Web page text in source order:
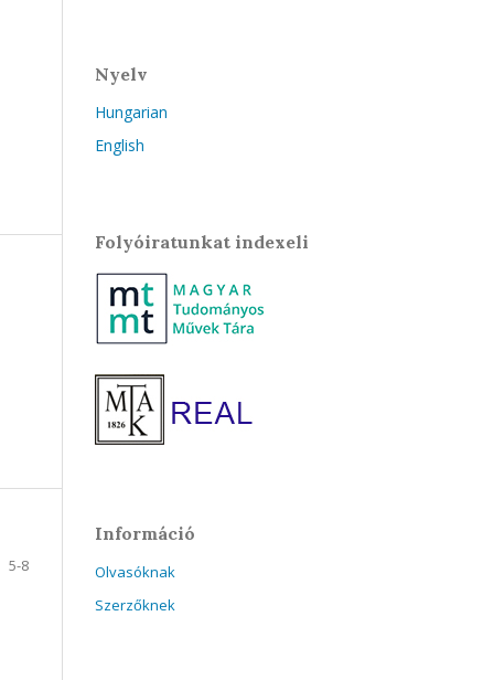
5-8
Nyelv
Hungarian
English
Folyóiratunkat indexeli
Információ
Olvasóknak
Szerzőknek